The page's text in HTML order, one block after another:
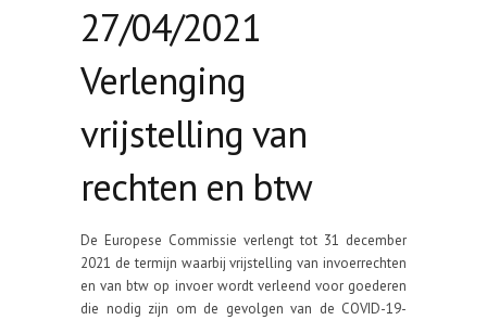
27/04/2021
Verlenging
vrijstelling van
rechten en btw
De Europese Commissie verlengt tot 31 december
2021 de termijn waarbij vrijstelling van invoerrechten
en van btw op invoer wordt verleend voor goederen
die nodig zijn om de gevolgen van de COVID-19-